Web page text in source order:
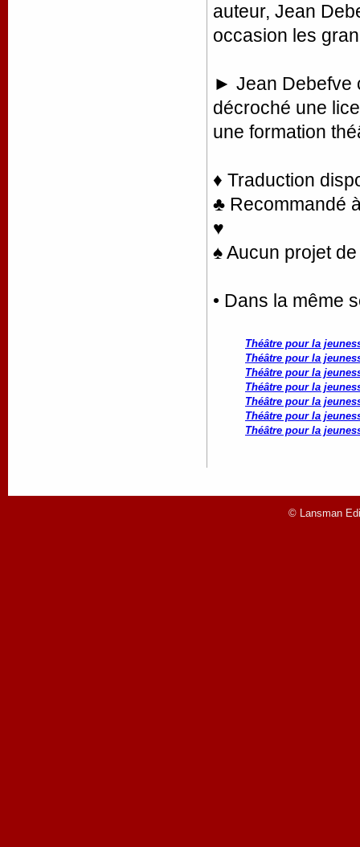
auteur, Jean
occasion les
► Jean Debefve
décroché une
une formation
♦ Traduction
♣ Recommandé
♥
♠ Aucun projet
• Dans la même
Théâtre pour la
Théâtre pour la
Théâtre pour la
Théâtre pour la
Théâtre pour la
Théâtre pour la
Théâtre pour la
© Lansman